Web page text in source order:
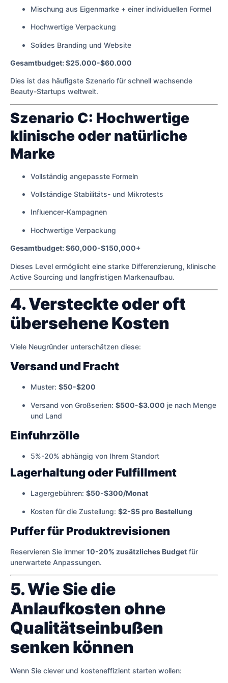
Mischung aus Eigenmarke + einer individuellen Formel
Hochwertige Verpackung
Solides Branding und Website
Gesamtbudget: $25.000-$60.000
Dies ist das häufigste Szenario für schnell wachsende
Beauty-Startups weltweit.
Szenario C: Hochwertige
klinische oder natürliche
Marke
Vollständig angepasste Formeln
Vollständige Stabilitäts- und Mikrotests
Influencer-Kampagnen
Hochwertige Verpackung
Gesamtbudget: $60,000-$150,000+
Dieses Level ermöglicht eine starke Differenzierung, klinische
Active Sourcing und langfristigen Markenaufbau.
4. Versteckte oder oft
übersehene Kosten
Viele Neugründer unterschätzen diese:
Versand und Fracht
Muster: $50-$200
Versand von Großserien: $500-$3.000 je nach Menge
und Land
Einfuhrzölle
5%-20% abhängig von Ihrem Standort
Lagerhaltung oder Fulfillment
Lagergebühren: $50-$300/Monat
Kosten für die Zustellung: $2-$5 pro Bestellung
Puffer für Produktrevisionen
Reservieren Sie immer 10-20% zusätzliches Budget für
unerwartete Anpassungen.
5. Wie Sie die
Anlaufkosten ohne
Qualitätseinbußen
senken können
Wenn Sie clever und kosteneffizient starten wollen: